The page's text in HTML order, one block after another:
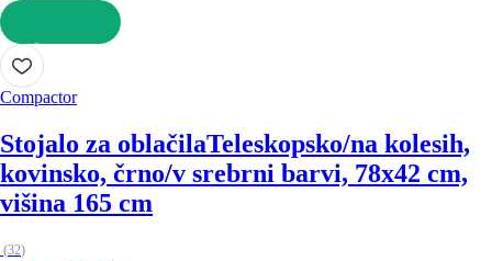
V KOŠARICO
Compactor
Stojalo za oblačilaTeleskopsko/na kolesih,
kovinsko, črno/v srebrni barvi, 78x42 cm,
višina 165 cm
(32)